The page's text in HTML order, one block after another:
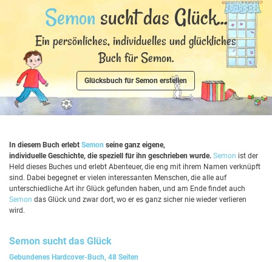
Semon sucht das Glück...
Ein persönliches, individuelles und glückliches
Buch für Semon.
Glücksbuch für Semon erstellen
In diesem Buch erlebt Semon seine ganz eigene,
individuelle Geschichte, die speziell für ihn geschrieben wurde. Semon ist der
Held dieses Buches und erlebt Abenteuer, die eng mit ihrem Namen verknüpft
sind. Dabei begegnet er vielen interessanten Menschen, die alle auf
unterschiedliche Art ihr Glück gefunden haben, und am Ende findet auch
Semon das Glück und zwar dort, wo er es ganz sicher nie wieder verlieren
wird.
Semon sucht das Glück
Gebundenes Hardcover-Buch, 48 Seiten